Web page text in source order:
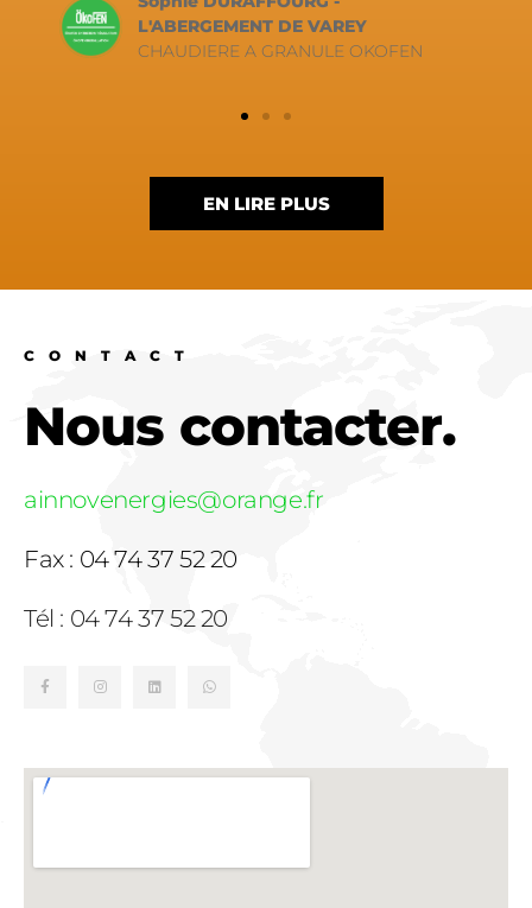
OKOFEN
EN LIRE PLUS
CONTACT
Nous contacter.
ainnovenergies@orange.fr
Fax : 04 74 37 52 20
Tél : 04 74 37 52 20